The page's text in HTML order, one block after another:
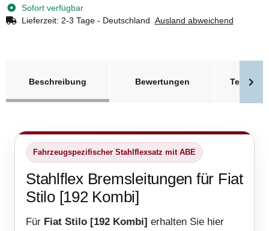
Sofort verfügbar
Lieferzeit: 2-3 Tage - Deutschland Ausland abweichend
Beschreibung
Bewertungen
Fahrzeugspezifischer Stahlflexsatz mit ABE
Stahlflex Bremsleitungen für Fiat
Stilo [192 Kombi]
Für Fiat Stilo [192 Kombi] erhalten Sie hier